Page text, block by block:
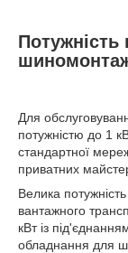
Для
потужністю до 1
стандартної
приватних
Велика
вантажного
кВт із
обладнання для